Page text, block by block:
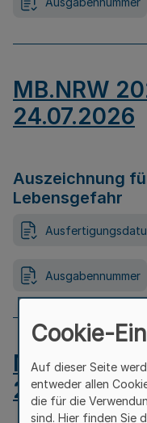
MB.NRW
24.07.2026
Auszeichnung
Lebensgefahr
Ausgabennummer
MB.NRW
24.07.2026
Cookie-
Auf dieser Seite
entweder allen
die für die
sind. Hier finden Sie